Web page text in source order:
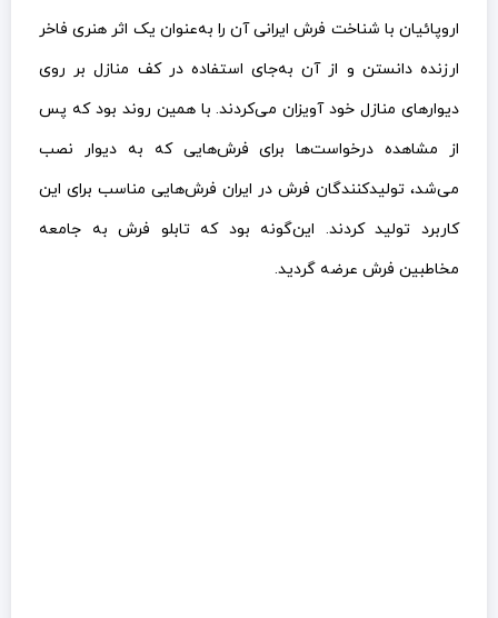
اروپائیان با شناخت فرش ایرانی آن را به‌عنوان یک اثر هنری فاخر
ارزنده دانستن و از آن به‌جای استفاده در کف منازل بر روی
دیوارهای منازل خود آویزان می‌کردند. با همین روند بود که پس
از مشاهده درخواست‌ها برای فرش‌هایی که به دیوار نصب
می‌شد، تولیدکنندگان فرش در ایران فرش‌هایی مناسب برای این
کاربرد تولید کردند. این‌گونه بود که تابلو فرش به جامعه
مخاطبین فرش عرضه گردید.